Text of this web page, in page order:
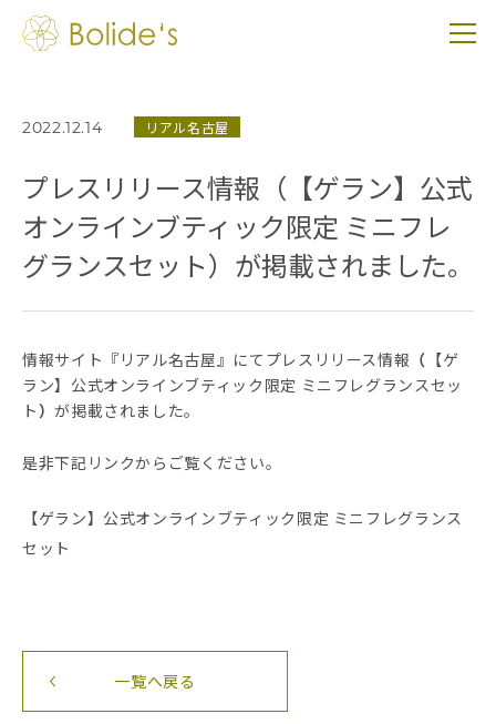
2022.12.14 リアル名古屋
プレスリリース情報（【ゲラン】公式
オンラインブティック限定 ミニフレ
グランスセット）が掲載されました。
情報サイト『リアル名古屋』にてプレスリリース情報 （ 【ゲ
ラン】公式オンラインブティック限定 ミニフレグランスセッ
ト）が掲載されました。
是非下記リンクからご覧ください。
【ゲラン】公式オンラインブティック限定 ミニフレグランス
セット
一覧へ戻る